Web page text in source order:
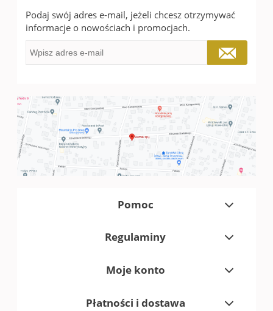
Podaj swój adres e-mail, jeżeli chcesz otrzymywać
informacje o nowościach i promocjach.
Pomoc
Regulaminy
Moje konto
Płatności i dostawa